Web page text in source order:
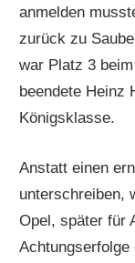
anmelden
zurück zu
war Platz 3
beendete Heinz
Königsklasse.
Anstatt einen
unterschreiben,
Opel, später für